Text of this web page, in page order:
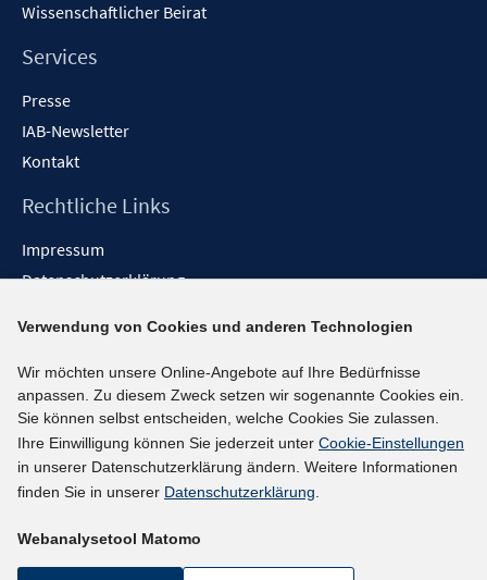
Wissenschaftlicher Beirat
Services
Presse
IAB-Newsletter
Kontakt
Rechtliche Links
Impressum
Datenschutzerklärung
Barrieren melden
Social-Media-Kanäle
BlueSky
YouTube
LinkedIn
kununu
Verwendung von Cookies und anderen Technologien
Wir möchten unsere Online-Angebote auf Ihre Bedürfnisse
anpassen. Zu diesem Zweck setzen wir sogenannte Cookies ein.
Sie können selbst entscheiden, welche Cookies Sie zulassen.
Ihre Einwilligung können Sie jederzeit unter Cookie-Einstellungen
in unserer Datenschutzerklärung ändern. Weitere Informationen
finden Sie in unserer Datenschutzerklärung.
Webanalysetool Matomo